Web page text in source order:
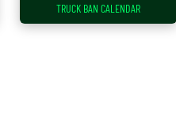
TRUCK BAN CALENDAR